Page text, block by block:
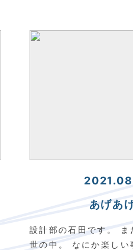
あげあ
設計部の石田です。 ま
世の中。 なにか楽しい